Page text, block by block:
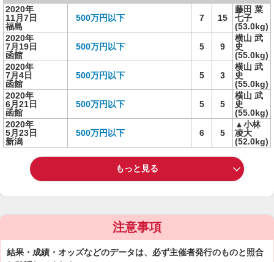
2020年
11月7日
福島
500万円以下 7 15
藤田 菜
七子
(53.0kg)
2020年
7月19日
函館
500万円以下 5 9
横山 武
史
(55.0kg)
2020年
7月4日
函館
500万円以下 5 3
横山 武
史
(55.0kg)
2020年
6月21日
函館
500万円以下 5 5
横山 武
史
(55.0kg)
2020年
5月23日
新潟
500万円以下 6 5
▲小林
凌大
(52.0kg)
もっと見る
注意事項
結果・成績・オッズなどのデータは、必ず主催者発行のものと照合